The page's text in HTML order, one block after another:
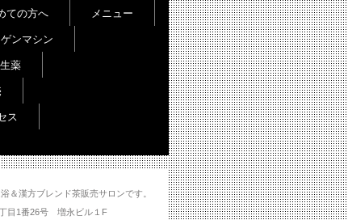
＆漢方ブレンド茶販売サロンです。
浜2丁目1番26号 増永ビル１F
ての方へ メニュー
ンマシン
薬
ス